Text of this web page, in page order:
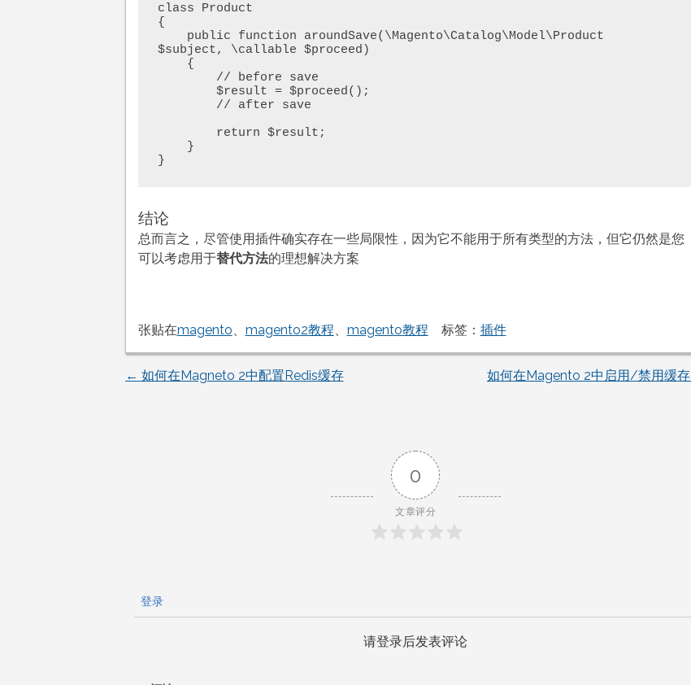
class Product
{
$subject, \callable $proceed)
}
结论
总而言之，尽管使用插件确实存在一些局限性，因为它不能用于所有类型的方法，但它仍然是您
可以考虑用于替代方法的理想解决方案
张贴在magento、 magento2教程、 magento教程 标签： 插件
文
← 如何在Magneto 2中配置Redis缓存 如何在Magento 2中启用/禁用缓存
0
文章评分
登录
请登录后发表评论